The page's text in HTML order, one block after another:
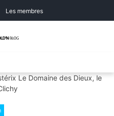
Les membres
Le Domaine des Dieux, le